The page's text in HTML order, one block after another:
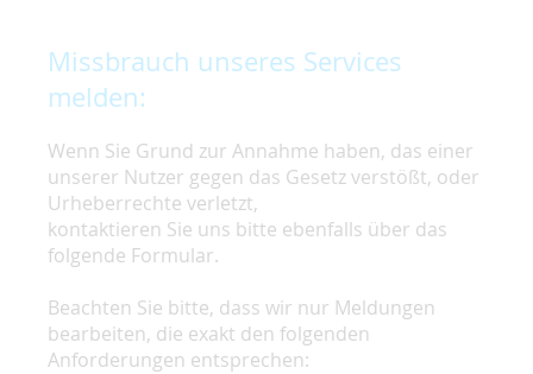
Missbrauch unseres Services
melden:
Wenn Sie Grund zur Annahme haben, das einer
unserer Nutzer gegen das Gesetz verstößt, oder
Urheberrechte verletzt,
kontaktieren Sie uns bitte ebenfalls über das
folgende Formular.
Beachten Sie bitte, dass wir nur Meldungen
bearbeiten, die exakt den folgenden
Anforderungen entsprechen: